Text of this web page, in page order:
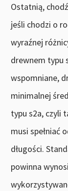
Ostatnią,
jeśli chodzi o
wyraźnej
drewnem typu
wspomniane,
minimalnej
typu s2a, czyli
musi spełniać
długości.
powinna